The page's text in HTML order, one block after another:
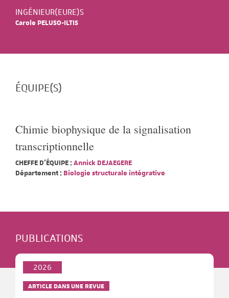
INGÉNIEUR(EURE)S
Carole PELUSO-ILTIS
ÉQUIPE(S)
Chimie biophysique de la signalisation
transcriptionnelle
CHEFFE D'ÉQUIPE :Annick DEJAEGERE
Département : Biologie structurale intégrative
PUBLICATIONS
2026
ARTICLE DANS UNE REVUE